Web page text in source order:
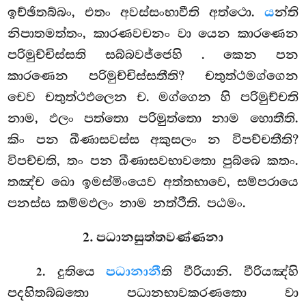
ඉච්ඡිතබ්බං, එතං අවස්සංභාවීති අත්ථො. යන්ති
නිපාතමත්තං, කාරණවචනං වා යෙන කාරණෙන
පරිමුච්චිස්සති සබ්බවජ්ජෙහි . කෙන පන
කාරණෙන පරිමුච්චිස්සතීති? චතුත්ථමග්ගෙන
චෙව චතුත්ථඵලෙන ච. මග්ගෙනහි පරිමුච්චති
නාම, ඵලං පත්තො පරිමුත්තො නාම හොතීති.
කිං පන ඛීණාසවස්ස අකුසලං න විපච්චතීති?
විපච්චති, තං පන ඛීණාසවභාවතො පුබ්බෙ කතං.
තඤ්ච ඛො ඉමස්මිංයෙව අත්තභාවෙ, සම්පරායෙ
පනස්ස කම්මඵලං නාම නත්ථීති. පඨමං.
2. පධානසුත්තවණ්ණනා
2. දුතියෙපධානානීති වීරියානි. වීරියඤ්හි
පදහිතබ්බතො පධානභාවකරණතො වා